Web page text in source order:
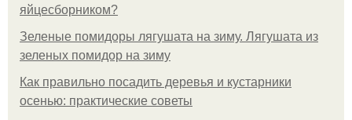
яйцесборником?
Зеленые помидоры лягушата на зиму. Лягушата из
зеленых помидор на зиму
Как правильно посадить деревья и кустарники
осенью: практические советы